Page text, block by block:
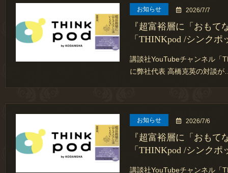
お知らせ 2026/7/7
『超富裕層に「おもて
「THINKpod /シンク
講談社YouTubeチャンネル「
に弊社代表 高橋克英の対談
お知らせ 2026/7/6
『超富裕層に「おもて
「THINKpod /シンク
講談社YouTubeチャンネル「